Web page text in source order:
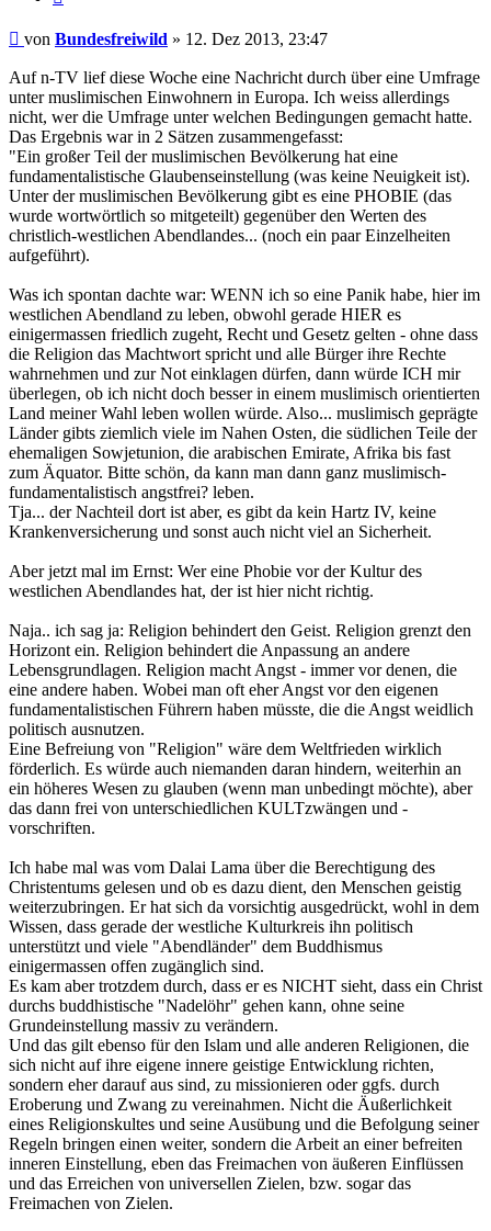
Beitrag
von Bundesfreiwild » 12. Dez 2013, 23:47
Auf n-TV lief diese Woche eine Nachricht durch über eine Umfrage
unter muslimischen Einwohnern in Europa. Ich weiss allerdings
nicht, wer die Umfrage unter welchen Bedingungen gemacht hatte.
Das Ergebnis war in 2 Sätzen zusammengefasst:
"Ein großer Teil der muslimischen Bevölkerung hat eine
fundamentalistische Glaubenseinstellung (was keine Neuigkeit ist).
Unter der muslimischen Bevölkerung gibt es eine PHOBIE (das
wurde wortwörtlich so mitgeteilt) gegenüber den Werten des
christlich-westlichen Abendlandes... (noch ein paar Einzelheiten
aufgeführt).
Was ich spontan dachte war: WENN ich so eine Panik habe, hier im
westlichen Abendland zu leben, obwohl gerade HIER es
einigermassen friedlich zugeht, Recht und Gesetz gelten - ohne dass
die Religion das Machtwort spricht und alle Bürger ihre Rechte
wahrnehmen und zur Not einklagen dürfen, dann würde ICH mir
überlegen, ob ich nicht doch besser in einem muslimisch orientierten
Land meiner Wahl leben wollen würde. Also... muslimisch geprägte
Länder gibts ziemlich viele im Nahen Osten, die südlichen Teile der
ehemaligen Sowjetunion, die arabischen Emirate, Afrika bis fast
zum Äquator. Bitte schön, da kann man dann ganz muslimisch-
fundamentalistisch angstfrei? leben.
Tja... der Nachteil dort ist aber, es gibt da kein Hartz IV, keine
Krankenversicherung und sonst auch nicht viel an Sicherheit.
Aber jetzt mal im Ernst: Wer eine Phobie vor der Kultur des
westlichen Abendlandes hat, der ist hier nicht richtig.
Naja.. ich sag ja: Religion behindert den Geist. Religion grenzt den
Horizont ein. Religion behindert die Anpassung an andere
Lebensgrundlagen. Religion macht Angst - immer vor denen, die
eine andere haben. Wobei man oft eher Angst vor den eigenen
fundamentalistischen Führern haben müsste, die die Angst weidlich
politisch ausnutzen.
Eine Befreiung von "Religion" wäre dem Weltfrieden wirklich
förderlich. Es würde auch niemanden daran hindern, weiterhin an
ein höheres Wesen zu glauben (wenn man unbedingt möchte), aber
das dann frei von unterschiedlichen KULTzwängen und -
vorschriften.
Ich habe mal was vom Dalai Lama über die Berechtigung des
Christentums gelesen und ob es dazu dient, den Menschen geistig
weiterzubringen. Er hat sich da vorsichtig ausgedrückt, wohl in dem
Wissen, dass gerade der westliche Kulturkreis ihn politisch
unterstützt und viele "Abendländer" dem Buddhismus
einigermassen offen zugänglich sind.
Es kam aber trotzdem durch, dass er es NICHT sieht, dass ein Christ
durchs buddhistische "Nadelöhr" gehen kann, ohne seine
Grundeinstellung massiv zu verändern.
Und das gilt ebenso für den Islam und alle anderen Religionen, die
sich nicht auf ihre eigene innere geistige Entwicklung richten,
sondern eher darauf aus sind, zu missionieren oder ggfs. durch
Eroberung und Zwang zu vereinahmen. Nicht die Äußerlichkeit
eines Religionskultes und seine Ausübung und die Befolgung seiner
Regeln bringen einen weiter, sondern die Arbeit an einer befreiten
inneren Einstellung, eben das Freimachen von äußeren Einflüssen
und das Erreichen von universellen Zielen, bzw. sogar das
Freimachen von Zielen.